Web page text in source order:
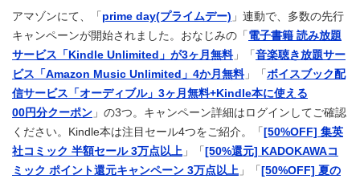
アマゾンにて、「 prime day(プライムデー) 」連動で、多数の先行
キャンペーンが開始されました。おなじみの「 電子書籍 読み放題
サービス「Kindle Unlimited」が3ヶ月無料」「 音楽聴き放題サー
ビス「Amazon Music Unlimited」4か月無料」「 ボイスブック配
信サービス「オーディブル」3ヶ月無料+Kindle本に使える
00円分クーポン 」の3つ。キャンペーン詳細はログインしてご確認
ください。Kindle本は注目セール4つをご紹介。「 [50%OFF] 集英
社コミック 半額セール 3万点以上 」「 [50%還元] KADOKAWAコ
ミック ポイント還元キャンペーン 3万点以上 」「 [50%OFF] 夏の